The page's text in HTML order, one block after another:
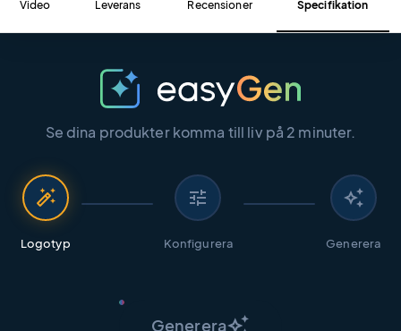
Video Leverans Recensioner Specifikation
Se dina produkter komma till liv på 2 minuter.
auto_fix_high
Logotyp
tune
Konfigurera
auto_awesome
Generera
Genereraauto_awesome